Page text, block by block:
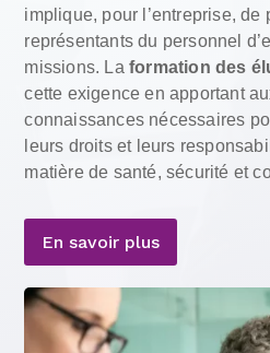
implique, pour l’entreprise, de
représentants du personnel
missions. Laformation des
cette exigence en apportant
connaissances nécessaires
leurs droits et leurs
matière de santé, sécurité et
En savoir plus